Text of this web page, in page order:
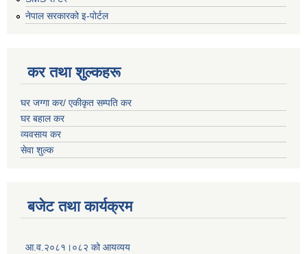
नेपाल सरकारको इ-पोर्टल
कर तथा शुल्कहरू
घर जग्गा कर/ एकीकृत सम्पति कर
घर बहाल कर
व्यवसाय कर
सेवा शुल्क
बजेट तथा कार्यक्रम
आ.व.२०८१।०८२ को आयव्यय